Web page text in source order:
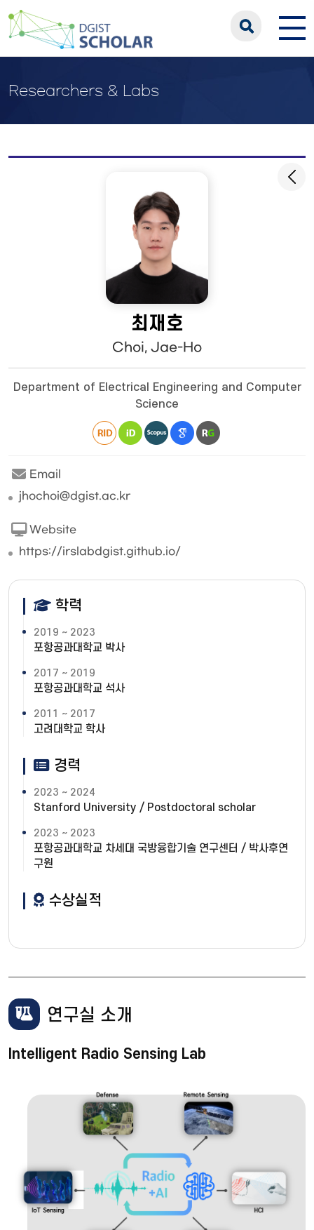
Researchers & Labs
최재호
Choi, Jae-Ho
Department of Electrical Engineering and Computer
Science
Email
jhochoi@dgist.ac.kr
Website
https://irslabdgist.github.io/
학력
2019 ~ 2023
포항공과대학교 박사
2017 ~ 2019
포항공과대학교 석사
2011 ~ 2017
고려대학교 학사
경력
2023 ~ 2024
Stanford University / Postdoctoral scholar
2023 ~ 2023
포항공과대학교 차세대 국방융합기술 연구센터 / 박사후연
구원
수상실적
연구실 소개
Intelligent Radio Sensing Lab